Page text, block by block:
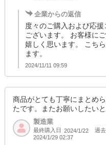
企業からの返信
度々のご購入および応
ございます。 お客様に
嬉しく思います。 こち
ます。
2024/11/11 09:59
商品がとても丁寧にまとめ
たです。またお願いしたいと
製造業
最終購入日 2024/1/22 過
2024/1/29 02:37